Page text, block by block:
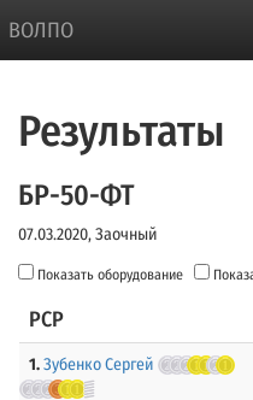
ВОЛПО
Результаты
БР-50-ФТ
07.03.2020, Заочный
Показать оборудование
PCP
1.Зубенко Сергей